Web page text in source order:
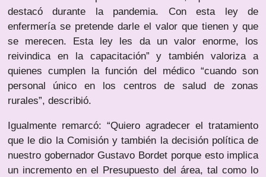
destacó durante la pandemia. Con esta ley de
enfermería se pretende darle el valor que tienen y que
se merecen. Esta ley les da un valor enorme, los
reivindica en la capacitación” y también valoriza a
quienes cumplen la función del médico “cuando son
personal único en los centros de salud de zonas
rurales”, describió.
Igualmente remarcó: “Quiero agradecer el tratamiento
que le dio la Comisión y también la decisión política de
nuestro gobernador Gustavo Bordet porque esto implica
un incremento en el Presupuesto del área, tal como lo